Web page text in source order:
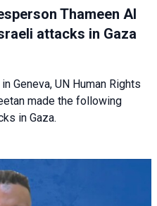
Thameen Al
attacks in Gaza
Geneva, UN Human Rights
made the following
in Gaza.